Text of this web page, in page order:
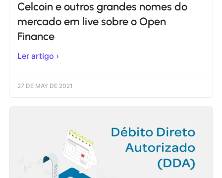
Celcoin e outros grandes nomes do
mercado em live sobre o Open
Finance
Ler artigo ›
27 DE MAY DE 2021